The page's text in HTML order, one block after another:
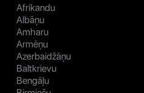
Afrikandu
Albāņu
Amharu
Armēņu
Azerbaidžāņu
Baltkrievu
Bengāļu